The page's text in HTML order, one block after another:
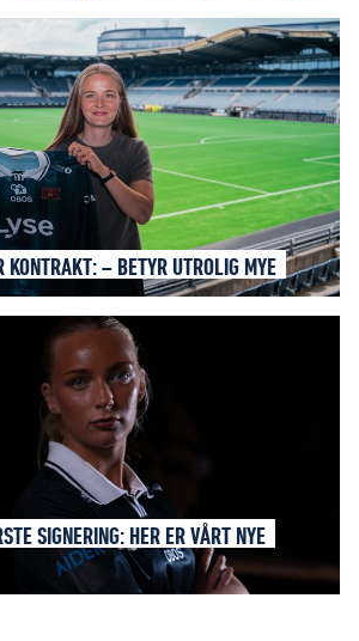
KONTRAKT: – BETYR UTROLIG MYE
SIGNERING: HER ER VÅRT NYE